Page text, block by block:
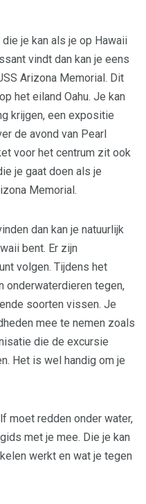
je kan als je op Hawaii
vindt dan kan je eens
Arizona Memorial. Dit
het eiland Oahu. Je kan
krijgen, een expositie
de avond van Pearl
voor het centrum zit ook
je gaat doen als je
Memorial.
dan kan je natuurlijk
bent. Er zijn
volgen. Tijdens het
onderwaterdieren tegen,
soorten vissen. Je
mee te nemen zoals
die de excursie
Het is wel handig om je
moet redden onder water,
met je mee. Die je kan
werkt en wat je tegen